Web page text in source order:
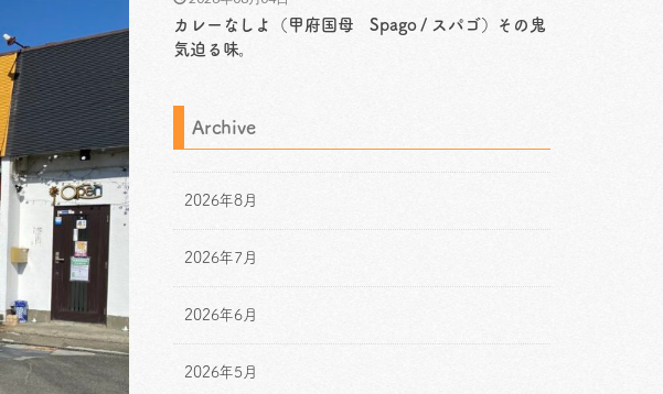
カレーなしよ（甲府国母 Spago / スパゴ）その鬼
気迫る味。
Archive
2026年8月
2026年7月
2026年6月
2026年5月